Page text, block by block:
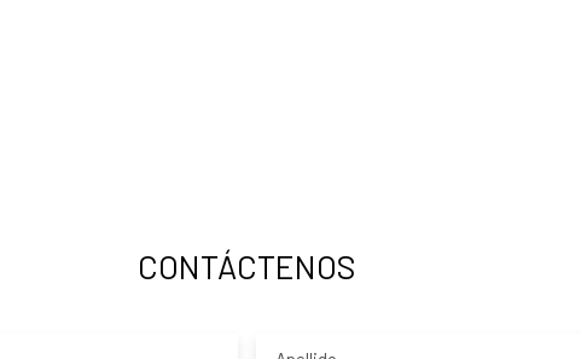
CONTÁCTENOS